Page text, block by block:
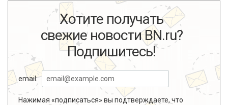
Хотите получать
свежие новости BN.ru?
Подпишитесь!
email:
Нажимая «подписаться» вы подтверждаете, что